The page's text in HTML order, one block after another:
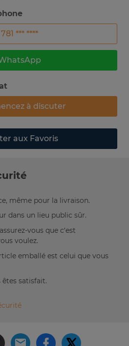
781 *** ****
à discuter
aux Favoris
même pour la livraison.
dans un lieu public sûr.
vous que c’est
voulez.
emballé est celui que vous
êtes satisfait.